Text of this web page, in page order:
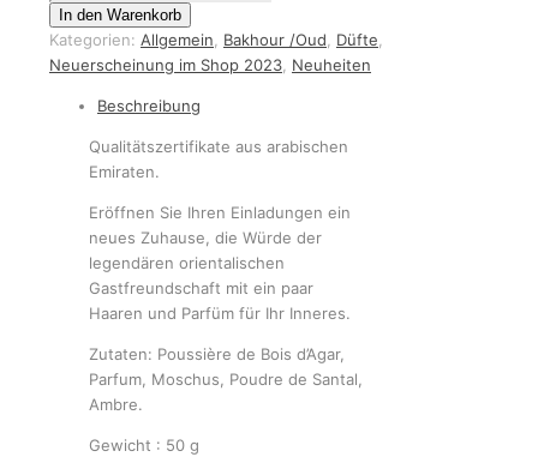
In den Warenkorb
Kategorien: Allgemein, Bakhour /Oud, Düfte,
Neuerscheinung im Shop 2023, Neuheiten
Beschreibung
Qualitätszertifikate aus arabischen
Emiraten.
Eröffnen Sie Ihren Einladungen ein
neues Zuhause, die Würde der
legendären orientalischen
Gastfreundschaft mit ein paar
Haaren und Parfüm für Ihr Inneres.
Zutaten: Poussière de Bois d’Agar,
Parfum, Moschus, Poudre de Santal,
Ambre.
Gewicht : 50 g